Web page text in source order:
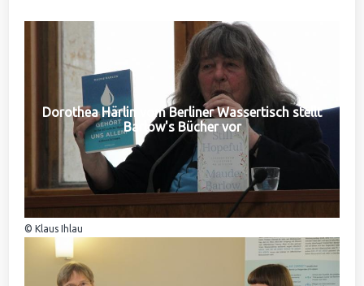
Dorothea Härlin vom Berliner Wassertisch stellt
Barlow's Bücher vor
© Klaus Ihlau